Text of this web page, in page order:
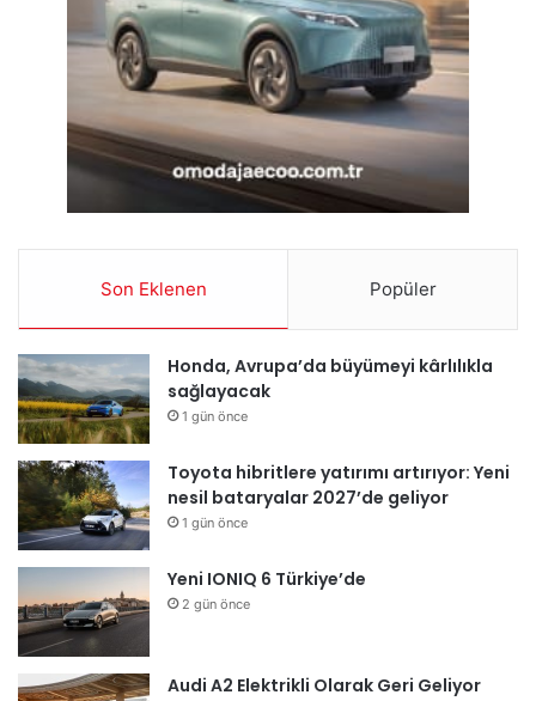
Son Eklenen Popüler
Honda, Avrupa’da büyümeyi kârlılıkla
sağlayacak
1 gün önce
Toyota hibritlere yatırımı artırıyor: Yeni
nesil bataryalar 2027’de geliyor
1 gün önce
Yeni IONIQ 6 Türkiye’de
2 gün önce
Audi A2 Elektrikli Olarak Geri Geliyor